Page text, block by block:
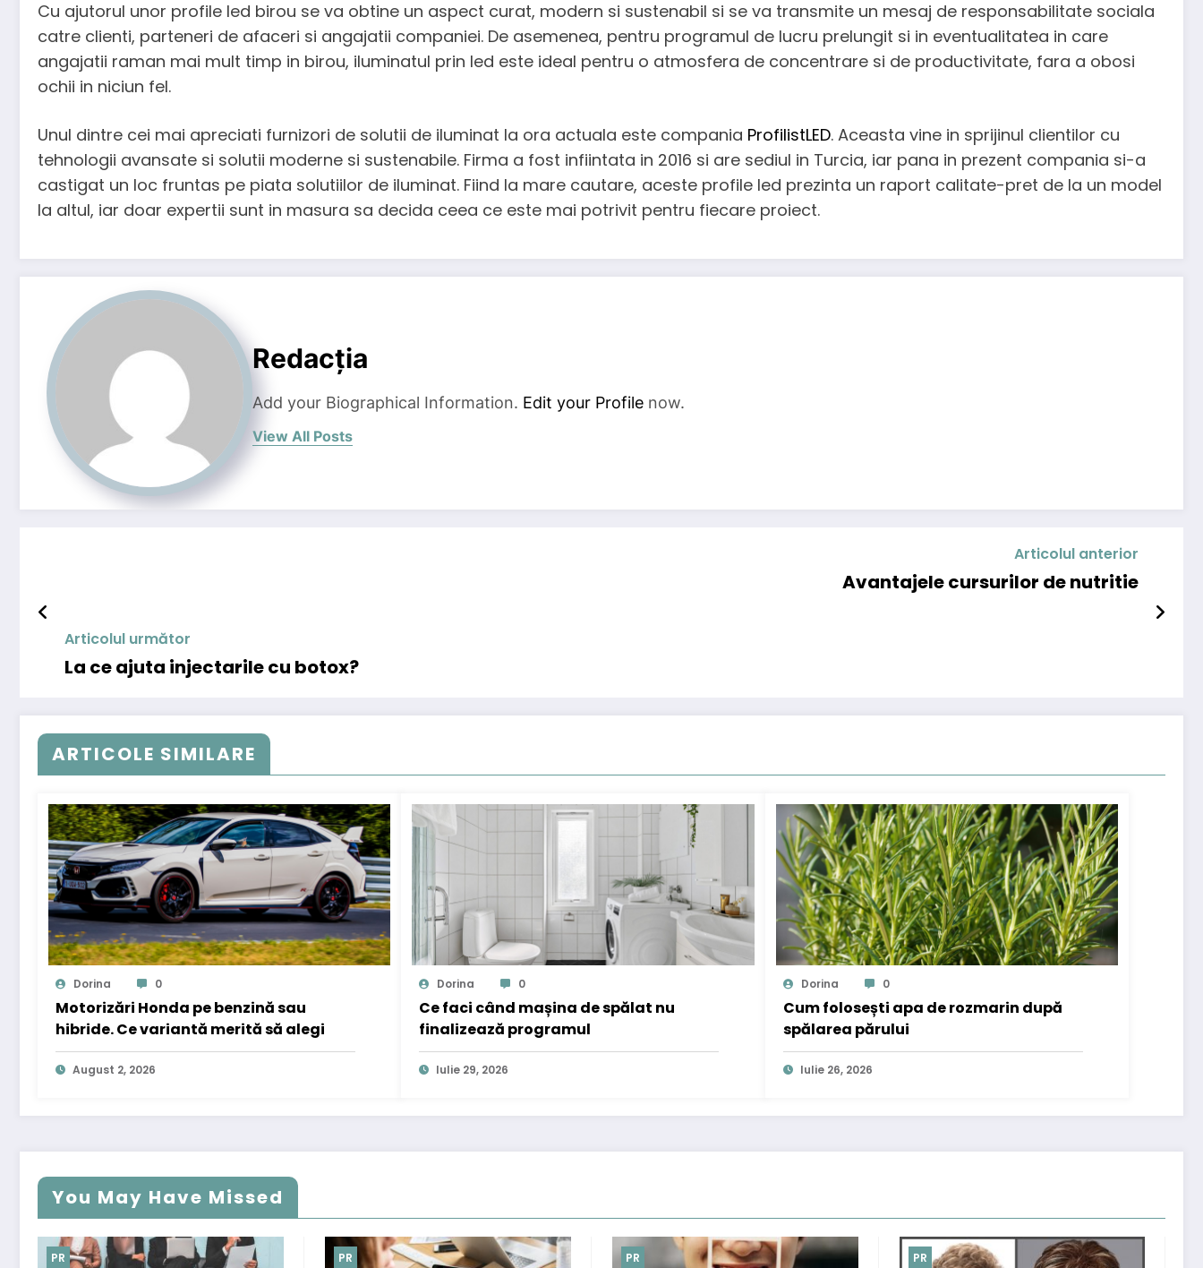
Cu ajutorul unor profile led birou se va obtine un aspect curat, modern si sustenabil si se va transmite un mesaj de responsabilitate sociala
catre clienti, parteneri de afaceri si angajatii companiei. De asemenea, pentru programul de lucru prelungit si in eventualitatea in care
angajatii raman mai mult timp in birou, iluminatul prin led este ideal pentru o atmosfera de concentrare si de productivitate, fara a obosi
ochii in niciun fel.
Unul dintre cei mai apreciati furnizori de solutii de iluminat la ora actuala este compania ProfilistLED. Aceasta vine in sprijinul clientilor cu
tehnologii avansate si solutii moderne si sustenabile. Firma a fost infiintata in 2016 si are sediul in Turcia, iar pana in prezent compania si-a
castigat un loc fruntas pe piata solutiilor de iluminat. Fiind la mare cautare, aceste profile led prezinta un raport calitate-pret de la un model
la altul, iar doar expertii sunt in masura sa decida ceea ce este mai potrivit pentru fiecare proiect.
Redacția
Add your Biographical Information. Edit your Profile now.
View All Posts
Articolul anterior
Avantajele cursurilor de nutritie
Articolul următor
La ce ajuta injectarile cu botox?
ARTICOLE SIMILARE
Dorina 0
Motorizări Honda pe benzină sau
hibride. Ce variantă merită să alegi
August 2, 2026
Dorina 0
Ce faci când mașina de spălat nu
finalizează programul
Iulie 29, 2026
Dorina 0
Cum folosești apa de rozmarin după
spălarea părului
Iulie 26, 2026
You May Have Missed
PR PR PR PR